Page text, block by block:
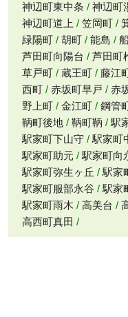
神辺町東中条
神辺町
神辺町道上
笠岡町
緑陽町
胡町 能島
芦田町向陽台
芦田町
草戸町
蔵王町 藤江
西町
赤坂町早戸 赤
野上町
金江町 鋼管
鞆町後地
鞆町鞆 駅
駅家町下山守
駅家町
駅家町助元
駅家町向
駅家町弥生ヶ丘
駅家
駅家町服部永谷
駅家
駅家町雨木
高美台
高西町真田